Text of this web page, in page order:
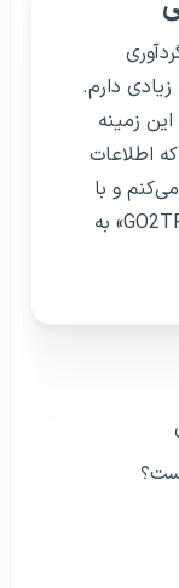
دارم.
زمینه
اطلاعات
و با
کاربران هلدینگ بزرگ « GO2TR» به